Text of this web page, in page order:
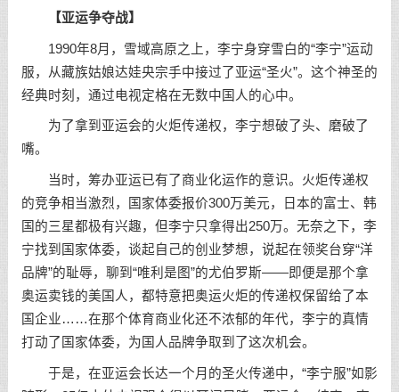
【亚运争夺战】
1990年8月，雪域高原之上，李宁身穿雪白的“李宁”运动
服，从藏族姑娘达娃央宗手中接过了亚运“圣火”。这个神圣的
经典时刻，通过电视定格在无数中国人的心中。
为了拿到亚运会的火炬传递权，李宁想破了头、磨破了
嘴。
当时，筹办亚运已有了商业化运作的意识。火炬传递权
的竞争相当激烈，国家体委报价300万美元，日本的富士、韩
国的三星都极有兴趣，但李宁只拿得出250万。无奈之下，李
宁找到国家体委，谈起自己的创业梦想，说起在领奖台穿“洋
品牌”的耻辱，聊到“唯利是图”的尤伯罗斯——即便是那个拿
奥运卖钱的美国人，都特意把奥运火炬的传递权保留给了本
国企业……在那个体育商业化还不浓郁的年代，李宁的真情
打动了国家体委，为国人品牌争取到了这次机会。
于是，在亚运会长达一个月的圣火传递中，“李宁服”如影